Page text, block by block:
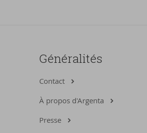
Généralités
Contact
À propos d'Argenta
Presse